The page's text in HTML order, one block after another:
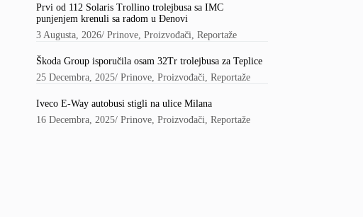
Prvi od 112 Solaris Trollino trolejbusa sa IMC
punjenjem krenuli sa radom u Đenovi
3 Augusta, 2026/Prinove,Proizvođači,Reportaže
Škoda Group isporučila osam 32Tr trolejbusa za Teplice
25 Decembra, 2025/Prinove,Proizvođači,Reportaže
Iveco E-Way autobusi stigli na ulice Milana
16 Decembra, 2025/Prinove,Proizvođači,Reportaže